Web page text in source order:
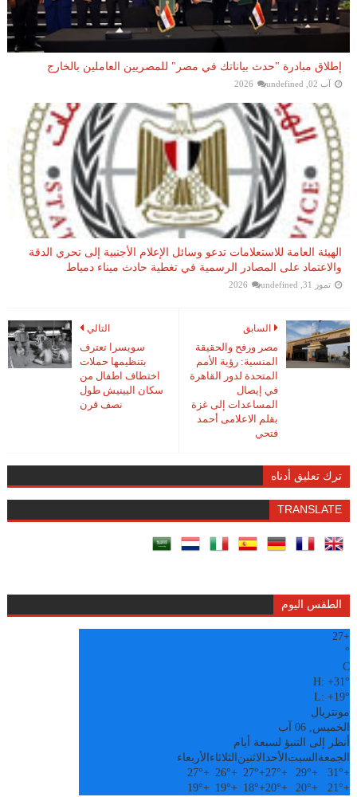
إطلاق مبادرة "حدث بياناتك في مصر" للمصريين العاملين بالخارج
آب 02, 2026 undefined
الهيئة العامة للاستعلامات تدعو وسائل الإعلام الأجنبية إلى تحري الدقة
والاعتماد على المصادر الرسمية في تغطية حادث ميناء دمياط
تموز 31, 2026 undefined
التالي
سويسرا تعترف
بتنظيمها حملات
اختطاف اطفال من
سكان اليينيش طول
نصف قرن
السابق
مصر ورفح والحقيقة
المنسية: رؤية الأمم
المتحدة لدور القاهرة
في إيصال
المساعدات إلى غزة
بقلم الاعلامى أحمد
فتحي
ترك تعليق أدناه
TRANSLATE
الطقس اليوم
+
27
°
C
H:+31°
L:+19°
مونتريال
الخميس, 06 آب
أنظر إلى التنبؤ لسبعة أيام
الجمعة السبت الأحدالاثنين الثلاثاء الأربعاء
+
31°
+
29°
+
27°
+
27°
+
26°
+
27°
+
21°
+
20°
+
20°
+
18°
+
19°
+
19°